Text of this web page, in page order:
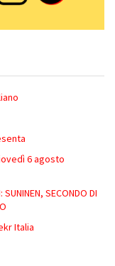
6 agosto
SECONDO DI
Italia